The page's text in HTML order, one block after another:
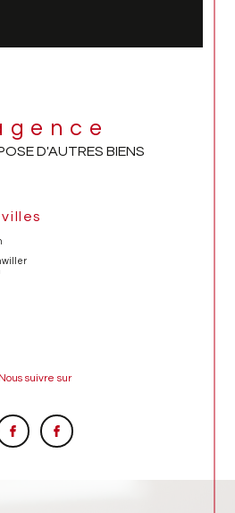
D'AUTRES BIENS
Nous suivre sur